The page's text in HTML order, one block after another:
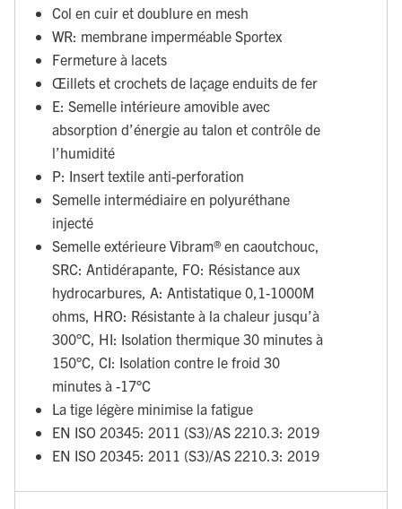
Col en cuir et doublure en mesh
WR: membrane imperméable Sportex
Fermeture à lacets
Œillets et crochets de laçage enduits de fer
E: Semelle intérieure amovible avec
absorption d’énergie au talon et contrôle de
l’humidité
P: Insert textile anti-perforation
Semelle intermédiaire en polyuréthane
injecté
Semelle extérieure Vibram® en caoutchouc,
SRC: Antidérapante, FO: Résistance aux
hydrocarbures, A: Antistatique 0,1-1000M
ohms, HRO: Résistante à la chaleur jusqu’à
300°C, HI: Isolation thermique 30 minutes à
150°C, CI: Isolation contre le froid 30
minutes à -17°C
La tige légère minimise la fatigue
EN ISO 20345: 2011 (S3)/AS 2210.3: 2019
EN ISO 20345: 2011 (S3)/AS 2210.3: 2019